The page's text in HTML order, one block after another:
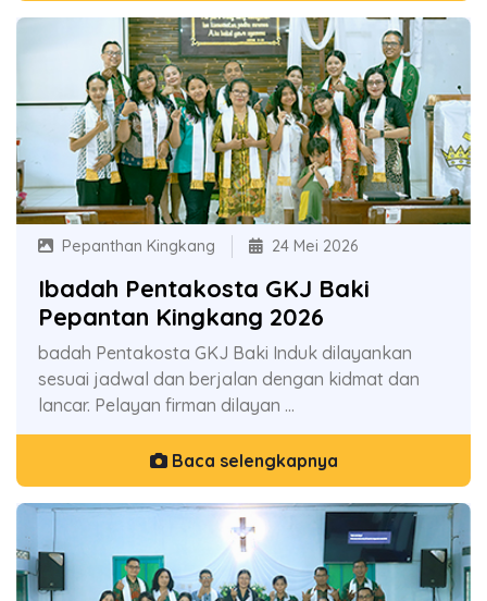
Pepanthan Kingkang 24 Mei 2026
Ibadah Pentakosta GKJ Baki
Pepantan Kingkang 2026
badah Pentakosta GKJ Baki Induk dilayankan
sesuai jadwal dan berjalan dengan kidmat dan
lancar. Pelayan firman dilayan ...
Baca selengkapnya